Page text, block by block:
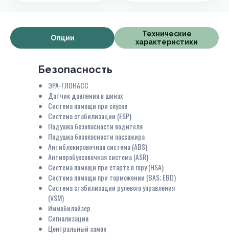
Опции
Технические
характеристики
Безопасность
ЭРА-ГЛОНАСС
Датчик давления в шинах
Система помощи при спуске
Система стабилизации (ESP)
Подушка безопасности водителя
Подушка безопасности пассажира
Антиблокировочная система (ABS)
Антипробуксовочная система (ASR)
Система помощи при старте в гору (HSA)
Система помощи при торможении (BAS; EBD)
Система стабилизации рулевого управления
(VSM)
Иммобилайзер
Сигнализация
Центральный замок